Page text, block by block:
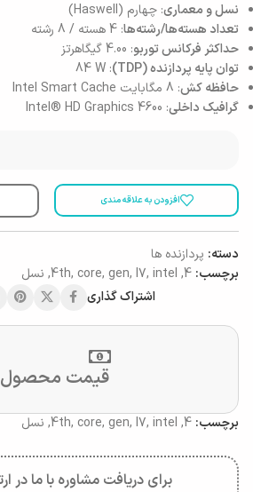
نسل و معماری: چهارم (Haswell)
تعداد هسته‌ها/رشته‌ها: 4 هسته / 8 رشته
حداکثر فرکانس توربو: 4.00 گیگاهرتز
توان پایه پردازنده (TDP)
: 84 W
حافظه کش: 8 مگابایت Intel Smart Cache
گرافیک داخلی: Intel® HD Graphics 4600
افزودن به علاقه مندی
دسته: پردازنده ها
برچسب: 4
,
4th, core, gen, I7, intel
, نسل
اشتراک گذاری
قیمت محصول
برچسب: 4
,
4th, core, gen, I7, intel
, نسل
برای دریافت مشاوره با ما در